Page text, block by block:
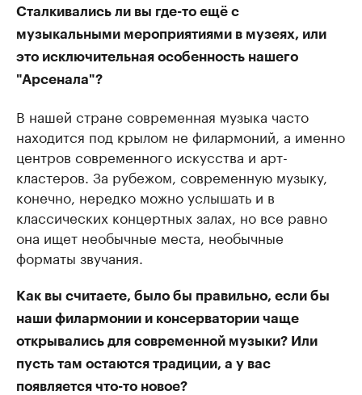
Сталкивались ли вы где-то ещё с
музыкальными мероприятиями в музеях, или
это исключительная особенность нашего
"Арсенала"?
В нашей стране современная музыка часто
находится под крылом не филармоний, а именно
центров современного искусства и арт-
кластеров. За рубежом, современную музыку,
конечно, нередко можно услышать и в
классических концертных залах, но все равно
она ищет необычные места, необычные
форматы звучания.
Как вы считаете, было бы правильно, если бы
наши филармонии и консерватории чаще
открывались для современной музыки? Или
пусть там остаются традиции, а у вас
появляется что-то новое?